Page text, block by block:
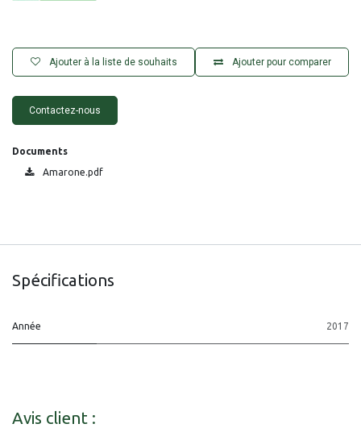
Ajouter pour comparer
Ajouter à la liste de souhaits
Contactez-nous
Documents
Amarone.pdf
Spécifications
Année 2017
Avis client :